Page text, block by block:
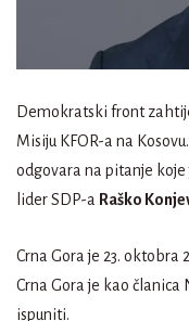
Demokratski front
Misiju KFOR-a na
odgovara na pitanje
lider SDP-a Raško
Crna Gora je 23. oktobra
Crna Gora je kao članica
ispuniti.